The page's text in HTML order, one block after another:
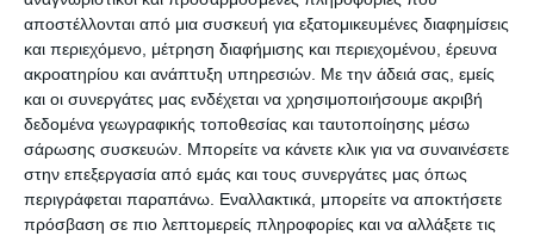
αποστέλλονται από μια συσκευή για εξατομικευμένες διαφημίσεις
και περιεχόμενο, μέτρηση διαφήμισης και περιεχομένου, έρευνα
ακροατηρίου και ανάπτυξη υπηρεσιών. Με την άδειά σας, εμείς
και οι συνεργάτες μας ενδέχεται να χρησιμοποιήσουμε ακριβή
δεδομένα γεωγραφικής τοποθεσίας και ταυτοποίησης μέσω
σάρωσης συσκευών. Μπορείτε να κάνετε κλικ για να συναινέσετε
στην επεξεργασία από εμάς και τους συνεργάτες μας όπως
περιγράφεται παραπάνω. Εναλλακτικά, μπορείτε να αποκτήσετε
πρόσβαση σε πιο λεπτομερείς πληροφορίες και να αλλάξετε τις
– Ένα μπουκαλάκι με νερό ή χυμό.
– Ρολόι χειρός, αλλά όχι έξυπνο ρολόι
(smartwatch).
Ωστόσο, οι υποψήφιοι απαγορεύεται να έχουν
μαζί τους τα εξής: